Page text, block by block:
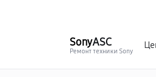
SonyASC
Ремонт техники Sony